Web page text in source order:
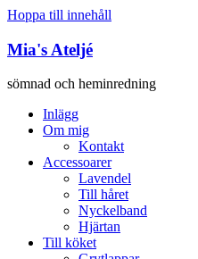
Hoppa till innehåll
Mia's Ateljé
sömnad och heminredning
Inlägg
Om mig
Kontakt
Accessoarer
Lavendel
Till håret
Nyckelband
Hjärtan
Till köket